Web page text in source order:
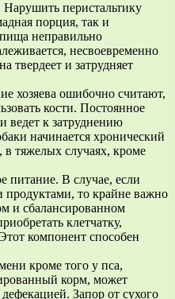
перистальтику
порция, так и
неправильно
несвоевременно
твердеет и затрудняет
хозяева ошибочно считают,
кости. Постоянное
ведет к затруднению
начинается хронический
в тяжелых случаях, кроме
питание. В случае, если
то крайне важно
и сбалансированном
клетчатку,
компонент способен
кроме того у пса,
корм, может
Запор от сухого